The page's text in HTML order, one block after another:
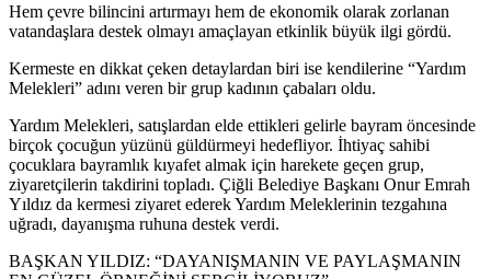
Hem çevre bilincini artırmayı hem de ekonomik olarak zorlanan
vatandaşlara destek olmayı amaçlayan etkinlik büyük ilgi gördü.
Kermeste en dikkat çeken detaylardan biri ise kendilerine “Yardım
Melekleri” adını veren bir grup kadının çabaları oldu.
Yardım Melekleri, satışlardan elde ettikleri gelirle bayram öncesinde
birçok çocuğun yüzünü güldürmeyi hedefliyor. İhtiyaç sahibi
çocuklara bayramlık kıyafet almak için harekete geçen grup,
ziyaretçilerin takdirini topladı. Çiğli Belediye Başkanı Onur Emrah
Yıldız da kermesi ziyaret ederek Yardım Meleklerinin tezgahına
uğradı, dayanışma ruhuna destek verdi.
BAŞKAN YILDIZ: “DAYANIŞMANIN VE PAYLAŞMANIN